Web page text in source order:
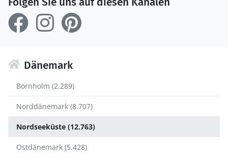
Dänemark
Bornholm (2.289)
Norddänemark (8.707)
Nordseeküste (12.763)
Ostdänemark (5.428)